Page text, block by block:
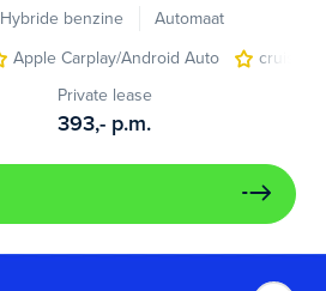
Hybride benzine
Automaat
Apple Carplay/Android Auto
cruise
Private lease
393,- p.m.